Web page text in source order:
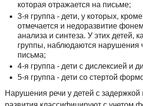
которая отражается на письме;
3-я группа - дети, у которых,
отмечается и недоразвитие
анализа и синтеза. У этих детей,
группы, наблюдаются нарушения
письма;
4-я группа - дети с дислексией и
5-я группа - дети со стертой
Нарушения речи у детей с задержкой